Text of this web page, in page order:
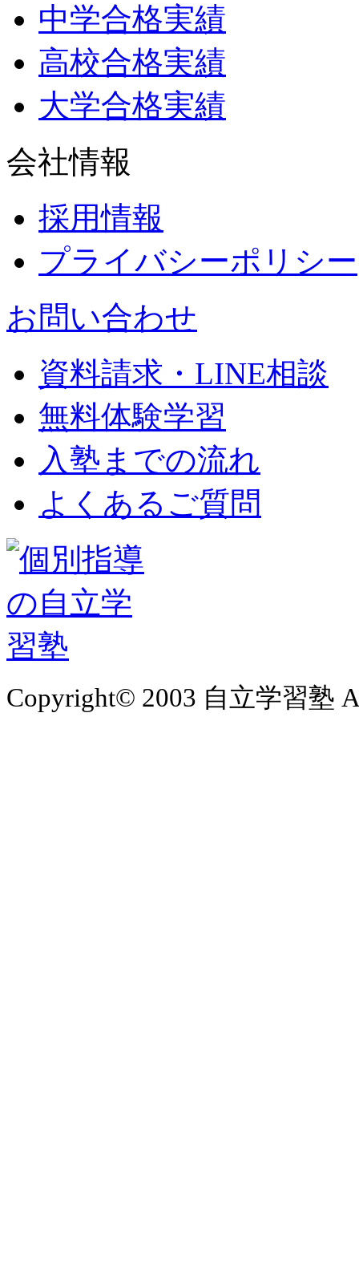
中学合格実績
高校合格実績
大学合格実績
会社情報
採用情報
プライバシーポリシー
お問い合わせ
資料請求・LINE相談
無料体験学習
入塾までの流れ
よくあるご質問
Copyright© 2003 自立学習塾